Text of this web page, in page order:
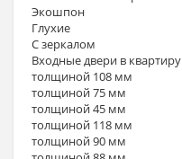
Экошпон
Глухие
С зеркалом
Входные двери в квартиру
толщиной 108 мм
толщиной 75 мм
толщиной 45 мм
толщиной 118 мм
толщиной 90 мм